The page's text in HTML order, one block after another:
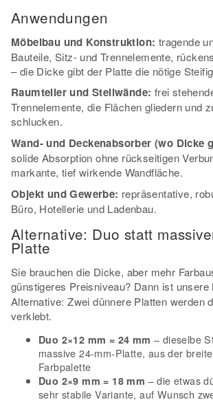
Anwendungen
Möbelbau und Konstruktion: tragende
Bauteile, Sitz- und Trennelemente,
– die Dicke gibt der Platte die nötige
Raumteiler und Stellwände: frei
Trennelemente, die Flächen gliedern und
schlucken.
Wand- und Deckenabsorber (wo Dicke
solide Absorption ohne rückseitigen
markante, tief wirkende Wandfläche.
Objekt und Gewerbe: repräsentative,
Büro, Hotellerie und Ladenbau.
Alternative: Duo statt
Platte
Sie brauchen die Dicke, aber mehr
günstigeres Preisniveau? Dann ist unsere
Alternative: Zwei dünnere Platten werden
verklebt.
Duo 2×12 mm = 24 mm – dieselbe
massive 24-mm-Platte, aus der
Farbpalette
Duo 2×9 mm = 18 mm – die etwas
sehr stabile Variante, auf Wunsch